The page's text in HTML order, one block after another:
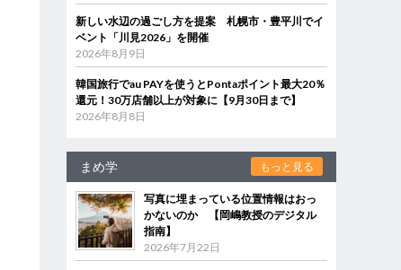
新しい水辺の過ごし方を提案 札幌市・豊平川でイ
ベント「川見2026」を開催
2026年8月9日
韓国旅行でau PAYを使うとPontaポイント最大20％
還元！30万店舗以上が対象に【9月30日まで】
2026年8月8日
まめ学 もっと見る
写真に埋まっている位置情報はおっ
かないのか 【岡嶋教授のデジタル
指南】
2026年7月22日